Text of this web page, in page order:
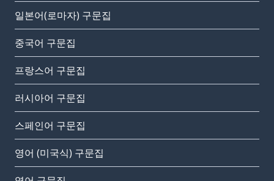
일본어(로마자) 구문집
중국어 구문집
프랑스어 구문집
러시아어 구문집
스페인어 구문집
영어 (미국식) 구문집